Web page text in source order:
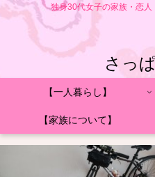
独身30代女子の家族・恋人
さっ
【一人暮らし】
【家族について】